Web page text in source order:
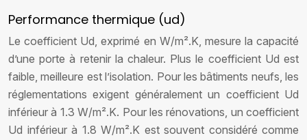
Performance thermique (ud)
Le coefficient Ud, exprimé en W/m².K, mesure la capacité
d’une porte à retenir la chaleur. Plus le coefficient Ud est
faible, meilleure est l’isolation. Pour les bâtiments neufs, les
réglementations exigent généralement un coefficient Ud
inférieur à 1.3 W/m².K. Pour les rénovations, un coefficient
Ud inférieur à 1.8 W/m².K est souvent considéré comme